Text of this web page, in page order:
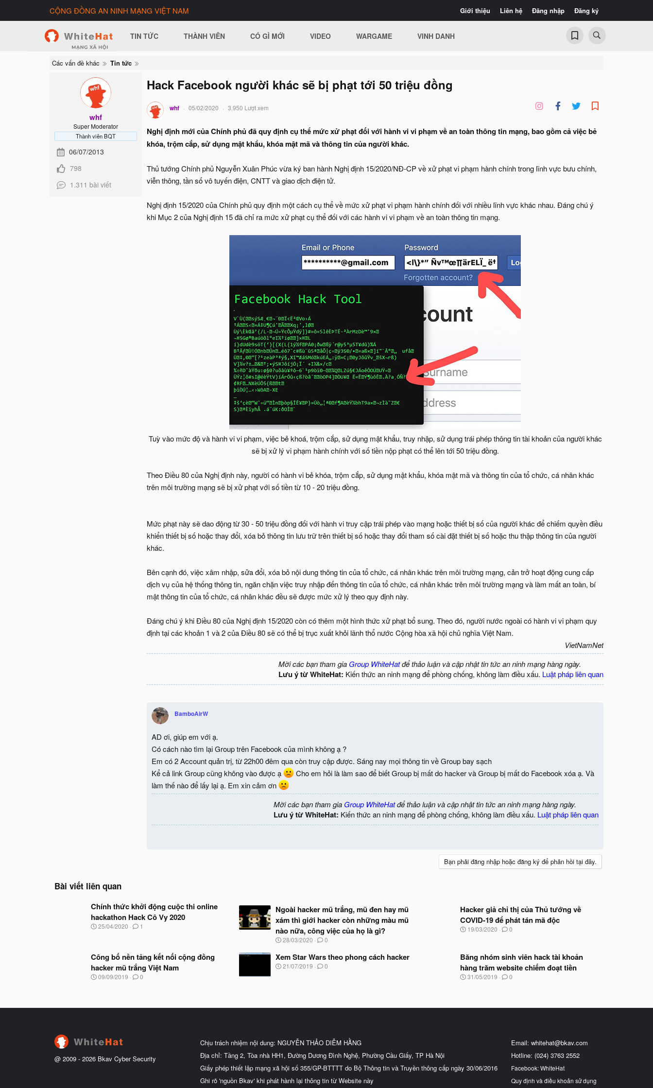
Giới thiệu Liên hệ Đăng nhập Đăng ký
CỘNG ĐỒNG AN NINH MẠNG VIỆT NAM
TIN TỨC THÀNH VIÊN CÓ GÌ MỚI VIDEO WARGAME VINH DANH
Các vấn đề khác Tin tức
whf
Super Moderator
Thành viên BQT
06/07/2013
798
1.311 bài viết
Hack Facebook người khác sẽ bị phạt tới 50 triệu đồng
whf 05/02/2020 3.950 Lượt xem
Nghị định mới của Chính phủ đã quy định cụ thể mức xử phạt đối với hành vi vi phạm về an toàn thông tin mạng, bao gồm cả việc bẻ
khóa, trộm cắp, sử dụng mật khẩu, khóa mật mã và thông tin của người khác.
Thủ tướng Chính phủ Nguyễn Xuân Phúc vừa ký ban hành Nghị định 15/2020/NĐ-CP về xử phạt vi phạm hành chính trong lĩnh vực bưu chính,
viễn thông, tần số vô tuyến điện, CNTT và giao dịch điện tử.
Nghị định 15/2020 của Chính phủ quy định một cách cụ thể về mức xử phạt vi phạm hành chính đối với nhiều lĩnh vực khác nhau. Đáng chú ý
khi Mục 2 của Nghị định 15 đã chỉ ra mức xử phạt cụ thể đối với các hành vi vi phạm về an toàn thông tin mạng.
Tuỳ vào mức độ và hành vi vi phạm, việc bẻ khoá, trộm cắp, sử dụng mật khẩu, truy nhập, sử dụng trái phép thông tin tài khoản của người khác
sẽ bị xử lý vi phạm hành chính với số tiền nộp phạt có thể lên tới 50 triệu đồng.
Theo Điều 80 của Nghị định này, người có hành vi bẻ khóa, trộm cắp, sử dụng mật khẩu, khóa mật mã và thông tin của tổ chức, cá nhân khác
trên môi trường mạng sẽ bị xử phạt với số tiền từ 10 - 20 triệu đồng.
Mức phạt này sẽ dao động từ 30 - 50 triệu đồng đối với hành vi truy cập trái phép vào mạng hoặc thiết bị số của người khác để chiếm quyền điều
khiển thiết bị số hoặc thay đổi, xóa bỏ thông tin lưu trữ trên thiết bị số hoặc thay đổi tham số cài đặt thiết bị số hoặc thu thập thông tin của người
khác.
Bên cạnh đó, việc xâm nhập, sửa đổi, xóa bỏ nội dung thông tin của tổ chức, cá nhân khác trên môi trường mạng, cản trở hoạt động cung cấp
dịch vụ của hệ thống thông tin, ngăn chặn việc truy nhập đến thông tin của tổ chức, cá nhân khác trên môi trường mạng và làm mất an toàn, bí
mật thông tin của tổ chức, cá nhân khác đều sẽ được mức xử lý theo quy định này.
Đáng chú ý khi Điều 80 của Nghị định 15/2020 còn có thêm một hình thức xử phạt bổ sung. Theo đó, người nước ngoài có hành vi vi phạm quy
định tại các khoản 1 và 2 của Điều 80 sẽ có thể bị trục xuất khỏi lãnh thổ nước Cộng hòa xã hội chủ nghĩa Việt Nam.
VietNamNet
Mời các bạn tham gia Group WhiteHatđể thảo luận và cập nhật tin tức an ninh mạng hàng ngày.
Lưu ý từ WhiteHat: Kiến thức an ninh mạng để phòng chống, không làm điều xấu. Luật pháp liên quan
BamboAirW
AD ơi, giúp em với ạ.
Có cách nào tìm lại Group trên Facebook của mình không ạ ?
Em có 2 Account quản trị, từ 22h00 đêm qua còn truy cập được. Sáng nay mọi thông tin về Group bay sạch
Kể cả link Group cũng không vào được ạ
Cho em hỏi là làm sao để biết Group bị mất do hacker và Group bị mất do Facebook xóa ạ. Và
làm thế nào để lấy lại ạ. Em xin cảm ơn
Mời các bạn tham gia Group WhiteHatđể thảo luận và cập nhật tin tức an ninh mạng hàng ngày.
Lưu ý từ WhiteHat: Kiến thức an ninh mạng để phòng chống, không làm điều xấu. Luật pháp liên quan
Bạn phải đăng nhập hoặc đăng ký để phản hồi tại đây.
Bài viết liên quan
Chính thức khởi động cuộc thi online
hackathon Hack Cô Vy 2020
N
b
t
đ
25/04/2020 1
Ngoài hacker mũ trắng, mũ đen hay mũ
xám thì giới hacker còn những màu mũ
nào nữa, công việc của họ là gì?
N
à
y
b
u
28/03/2020 0
Hacker giả chỉ thị của Thủ tướng về
COVID-19 để phát tán mã độc
N
b
ắ
t
19/03/2020 0
Công bố nền tảng kết nối cộng đồng
hacker mũ trắng Việt Nam
N
b
ầ
u
09/09/2019 0
Xem Star Wars theo phong cách hacker
N
21/07/2019 0
Băng nhóm sinh viên hack tài khoản
hàng trăm website chiếm đoạt tiền
N
b
31/05/2019 0
@ 2009 - 2026 Bkav Cyber Security
Chịu trách nhiệm nội dung: NGUYỄN THẢO DIỄM HẰNG
Địa chỉ: Tầng 2, Tòa nhà HH1, Đường Dương Đình Nghệ, Phường Cầu Giấy, TP Hà Nội
Giấy phép thiết lập mạng xã hội số 355/GP-BTTTT do Bộ Thông tin và Truyền thông cấp ngày 30/06/2016
Ghi rõ 'nguồn Bkav' khi phát hành lại thông tin từ Website này
Email: whitehat@bkav.com
Hotline: (024) 3763 2552
Facebook: WhiteHat
Quy định và điều khoản sử dụng